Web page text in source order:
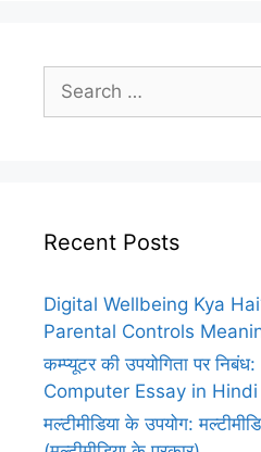
Search
for:
Recent Posts
Digital Wellbeing Kya
Parental Controls
कम्प्यूटर की उपयोगिता पर
Computer Essay in Hindi
मल्टीमीडिया के उपयोग: